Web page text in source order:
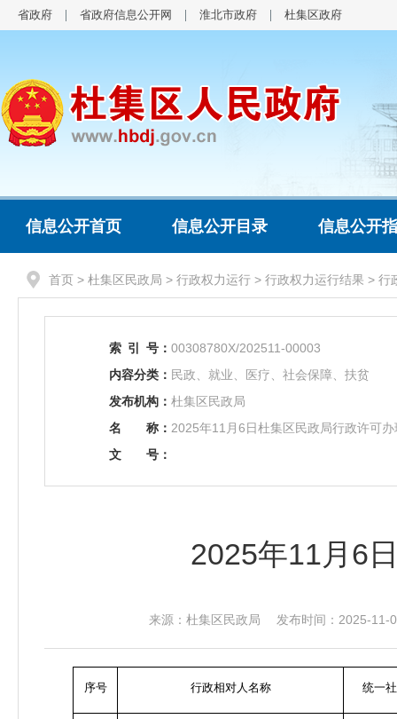
省政府 省政府信息公开网 淮北市政府 杜集区政府
信息公开首页 信息公开目录 信息公开
首页 > 杜集区民政局 > 行政权力运行 > 行政权力运行结果 > 行
索 引 号： 00308780X/202511-00003
内容分类： 民政、就业、医疗、社会保障、扶贫
发布机构： 杜集区民政局
名
称： 2025年11月6日杜集区民政局行政许可
文
号：
2025年11月6
来源：杜集区民政局 发布时间：2025-
序号 行政相对人名称 统一